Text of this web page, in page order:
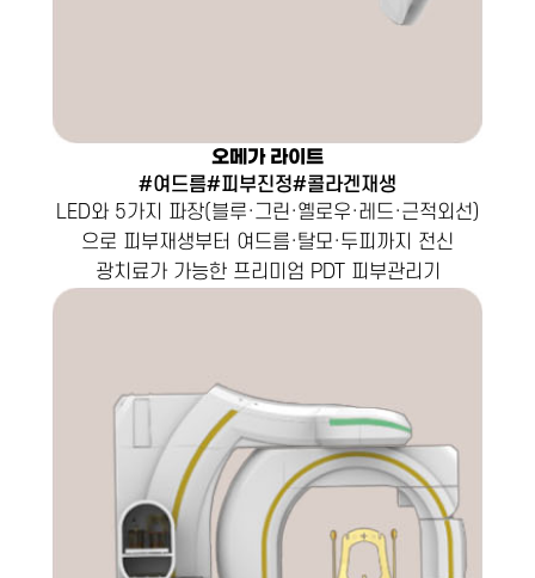
오메가 라이트
#여드름#피부진정#콜라겐재생
LED와 5가지 파장(블루·그린·옐로우·레드·근적외선)
으로 피부재생부터 여드름·탈모·두피까지 전신
광치료가 가능한 프리미엄 PDT 피부관리기